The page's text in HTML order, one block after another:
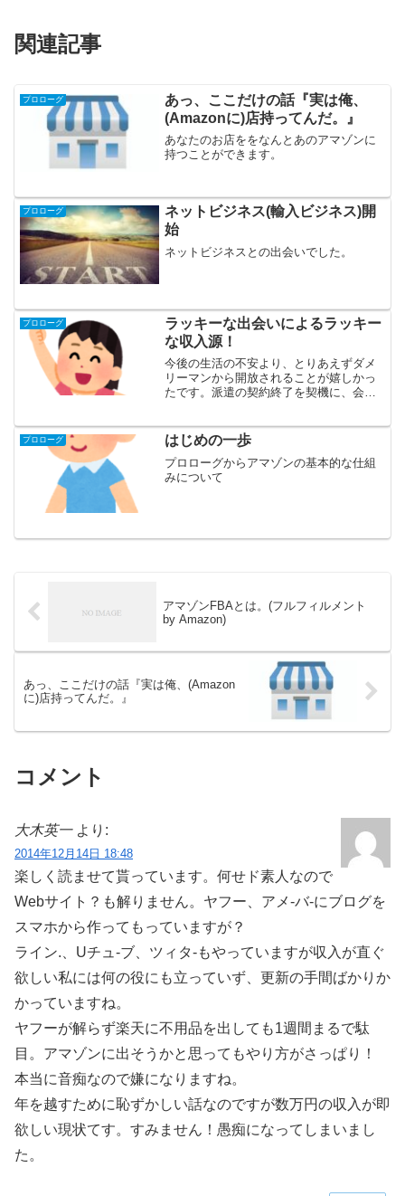
関連記事
プロローグ
あっ、ここだけの話『実は俺、
(Amazonに)店持ってんだ。』
あなたのお店ををなんとあのアマゾンに
持つことができます。
プロローグ
ネットビジネス(輸入ビジネス)開
始
ネットビジネスとの出会いでした。
プロローグ
ラッキーな出会いによるラッキー
な収入源！
今後の生活の不安より、とりあえずダメ
リーマンから開放されることが嬉しかっ
たです。派遣の契約終了を契機に、会社
プロローグ はじめの一歩
プロローグからアマゾンの基本的な仕組
みについて
アマゾンFBAとは。(フルフィルメント
by Amazon)
あっ、ここだけの話『実は俺、(Amazon
に)店持ってんだ。』
コメント
大木英一 より:
2014年12月14日 18:48
楽しく読ませて貰っています。何せド素人なので
Webサイト？も解りません。ヤフー、アメ-バ-にブログを
スマホから作ってもっていますが？
ライン.、Uチュ-ブ、ツィタ-もやっていますが収入が直ぐ
欲しい私には何の役にも立っていず、更新の手間ばかりか
かっていますね。
ヤフーが解らず楽天に不用品を出しても1週間まるで駄
目。アマゾンに出そうかと思ってもやり方がさっぱり！
本当に音痴なので嫌になりますね。
年を越すために恥ずかしい話なのですが数万円の収入が即
欲しい現状てす。すみません！愚痴になってしまいまし
た。